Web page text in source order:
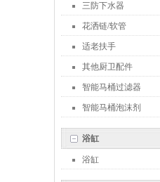
三防下水器
花洒链/软管
适老扶手
其他厨卫配件
智能马桶过滤器
智能马桶泡沫剂
浴缸
浴缸